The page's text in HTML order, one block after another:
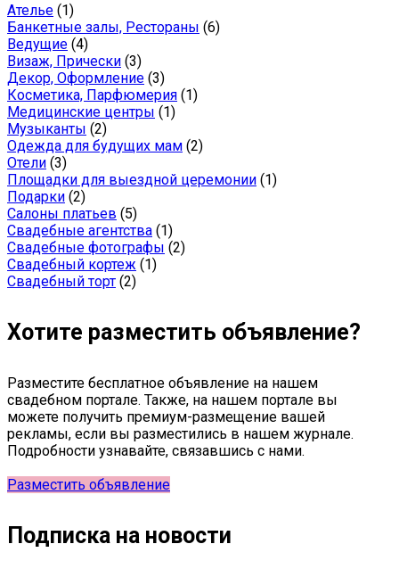
Ателье (1)
Банкетные залы, Рестораны (6)
Ведущие (4)
Визаж, Прически (3)
Декор, Оформление (3)
Косметика, Парфюмерия (1)
Медицинские центры (1)
Музыканты (2)
Одежда для будущих мам (2)
Отели (3)
Площадки для выездной церемонии (1)
Подарки (2)
Салоны платьев (5)
Свадебные агентства (1)
Свадебные фотографы (2)
Свадебный кортеж (1)
Свадебный торт (2)
Хотите разместить объявление?
Разместите бесплатное объявление на нашем
свадебном портале. Также, на нашем портале вы
можете получить премиум-размещение вашей
рекламы, если вы разместились в нашем журнале.
Подробности узнавайте, связавшись с нами.
Разместить объявление
Подписка на новости